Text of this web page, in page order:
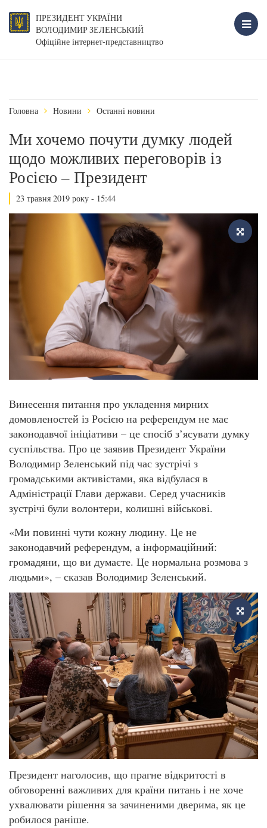
ПРЕЗИДЕНТ УКРАЇНИ
ВОЛОДИМИР ЗЕЛЕНСЬКИЙ
Офіційне інтернет-представництво
Головна Новини Останні новини
Ми хочемо почути думку людей
щодо можливих переговорів із
Росією – Президент
23 травня 2019 року - 15:44
Винесення питання про укладення мирних
домовленостей із Росією на референдум не має
законодавчої ініціативи – це спосіб з’ясувати думку
суспільства. Про це заявив Президент України
Володимир Зеленський під час зустрічі з
громадськими активістами, яка відбулася в
Адміністрації Глави держави. Серед учасників
зустрічі були волонтери, колишні військові.
«Ми повинні чути кожну людину. Це не
законодавчий референдум, а інформаційний:
громадяни, що ви думаєте. Це нормальна розмова з
людьми», – сказав Володимир Зеленський.
Президент наголосив, що прагне відкритості в
обговоренні важливих для країни питань і не хоче
ухвалювати рішення за зачиненими дверима, як це
робилося раніше.